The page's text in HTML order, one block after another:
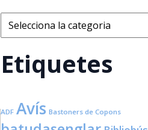
Categories
Etiquetes
ADF Avís Bastoners de Copons